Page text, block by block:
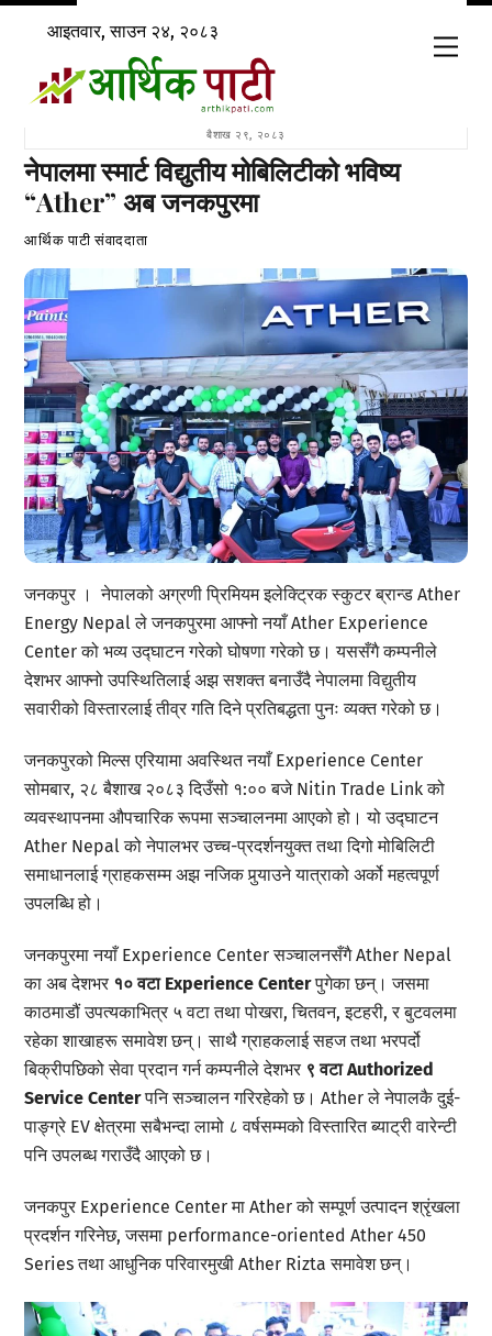
Skip
content
आइतवार, साउन २४, २०८३
बैशाख २९, २०८३
नेपालमा स्मार्ट विद्युतीय मोबिलिटीको भविष्य
“Ather” अब जनकपुरमा
आर्थिक पाटी संवाददाता
जनकपुर । नेपालको अग्रणी प्रिमियम इलेक्ट्रिक स्कुटर ब्रान्ड Ather
Energy Nepal ले जनकपुरमा आफ्नो नयाँ Ather Experience
Center को भव्य उद्घाटन गरेको घोषणा गरेको छ। यससँगै कम्पनीले
देशभर आफ्नो उपस्थितिलाई अझ सशक्त बनाउँदै नेपालमा विद्युतीय
सवारीको विस्तारलाई तीव्र गति दिने प्रतिबद्धता पुनः व्यक्त गरेको छ।
जनकपुरको मिल्स एरियामा अवस्थित नयाँ Experience Center
सोमबार, २८ बैशाख २०८३ दिउँसो १:०० बजे Nitin Trade Link को
व्यवस्थापनमा औपचारिक रूपमा सञ्चालनमा आएको हो। यो उद्घाटन
Ather Nepal को नेपालभर उच्च-प्रदर्शनयुक्त तथा दिगो मोबिलिटी
समाधानलाई ग्राहकसम्म अझ नजिक पुर्‍याउने यात्राको अर्को महत्वपूर्ण
उपलब्धि हो।
जनकपुरमा नयाँ Experience Center सञ्चालनसँगै Ather Nepal
का अब देशभर १० वटा Experience Centerपुगेका छन्। जसमा
काठमाडौं उपत्यकाभित्र ५ वटा तथा पोखरा, चितवन, इटहरी, र बुटवलमा
रहेका शाखाहरू समावेश छन्। साथै ग्राहकलाई सहज तथा भरपर्दो
बिक्रीपछिको सेवा प्रदान गर्न कम्पनीले देशभर ९ वटाAuthorized
Service Centerपनि सञ्चालन गरिरहेको छ। Ather ले नेपालकै दुई-
पाङ्ग्रे EV क्षेत्रमा सबैभन्दा लामो ८ वर्षसम्मको विस्तारित ब्याट्री वारेन्टी
पनि उपलब्ध गराउँदै आएको छ।
जनकपुर Experience Center मा Ather को सम्पूर्ण उत्पादन श्रृंखला
प्रदर्शन गरिनेछ, जसमा performance-oriented Ather 450
Series तथा आधुनिक परिवारमुखी Ather Rizta समावेश छन्।